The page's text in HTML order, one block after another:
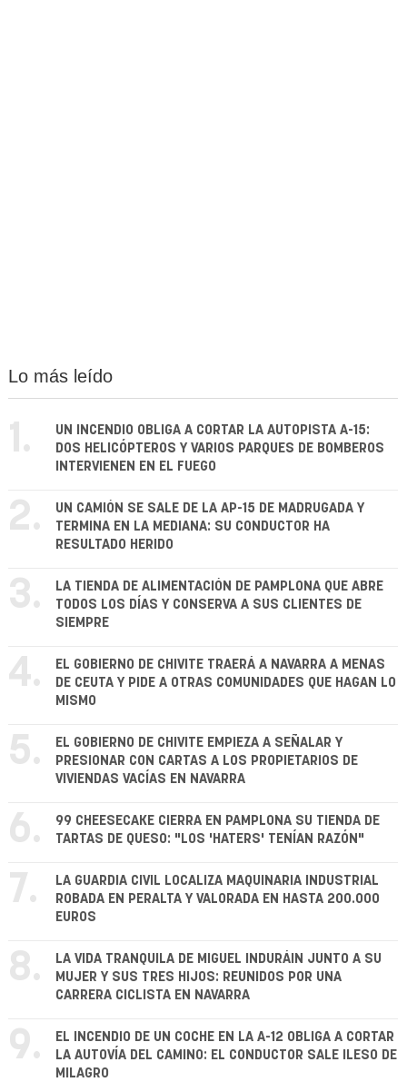
Lo más leído
1.
UN INCENDIO OBLIGA A CORTAR LA AUTOPISTA A-15:
DOS HELICÓPTEROS Y VARIOS PARQUES DE BOMBEROS
INTERVIENEN EN EL FUEGO
2.
UN CAMIÓN SE SALE DE LA AP-15 DE MADRUGADA Y
TERMINA EN LA MEDIANA: SU CONDUCTOR HA
RESULTADO HERIDO
3.
LA TIENDA DE ALIMENTACIÓN DE PAMPLONA QUE ABRE
TODOS LOS DÍAS Y CONSERVA A SUS CLIENTES DE
SIEMPRE
4.
EL GOBIERNO DE CHIVITE TRAERÁ A NAVARRA A MENAS
DE CEUTA Y PIDE A OTRAS COMUNIDADES QUE HAGAN LO
MISMO
5.
EL GOBIERNO DE CHIVITE EMPIEZA A SEÑALAR Y
PRESIONAR CON CARTAS A LOS PROPIETARIOS DE
VIVIENDAS VACÍAS EN NAVARRA
6.
99 CHEESECAKE CIERRA EN PAMPLONA SU TIENDA DE
TARTAS DE QUESO: "LOS 'HATERS' TENÍAN RAZÓN"
7.
LA GUARDIA CIVIL LOCALIZA MAQUINARIA INDUSTRIAL
ROBADA EN PERALTA Y VALORADA EN HASTA 200.000
EUROS
8.
LA VIDA TRANQUILA DE MIGUEL INDURÁIN JUNTO A SU
MUJER Y SUS TRES HIJOS: REUNIDOS POR UNA
CARRERA CICLISTA EN NAVARRA
9.
EL INCENDIO DE UN COCHE EN LA A-12 OBLIGA A CORTAR
LA AUTOVÍA DEL CAMINO: EL CONDUCTOR SALE ILESO DE
MILAGRO